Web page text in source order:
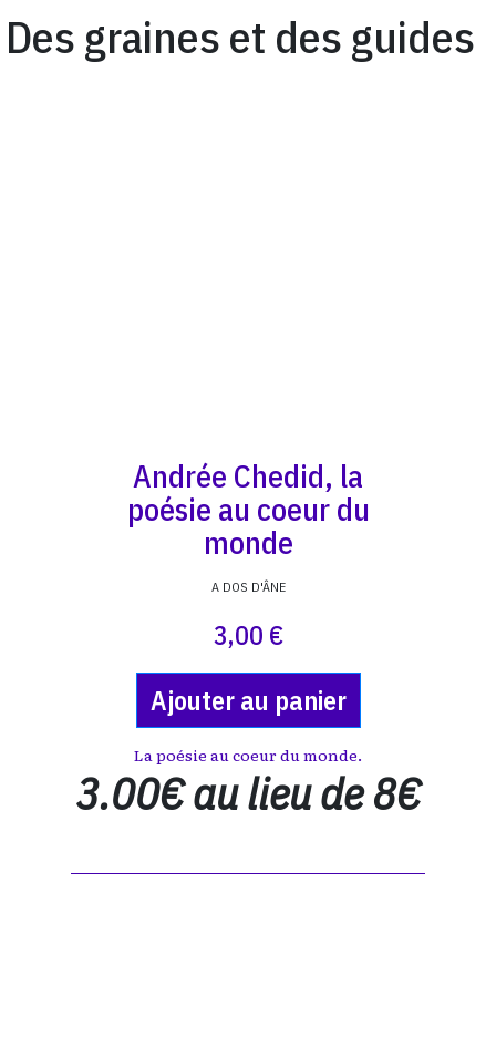
Des graines et des guides
Andrée Chedid, la
poésie au coeur du
monde
A DOS D'ÂNE
3,00 €
Ajouter au panier
La poésie au coeur du monde.
3.00€ au lieu de 8€